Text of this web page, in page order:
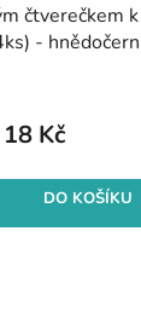
čtverečkem
-
18 Kč
DO KOŠÍKU